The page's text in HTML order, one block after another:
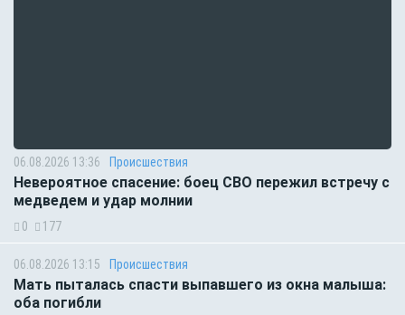
06.08.2026 13:36 Происшествия
Невероятное спасение: боец СВО пережил встречу с
медведем и удар молнии
0 177
06.08.2026 13:15 Происшествия
Мать пыталась спасти выпавшего из окна малыша:
оба погибли